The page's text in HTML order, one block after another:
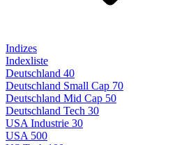
Indizes
Indexliste
Deutschland 40
Deutschland Small Cap 70
Deutschland Mid Cap 50
Deutschland Tech 30
USA Industrie 30
USA 500